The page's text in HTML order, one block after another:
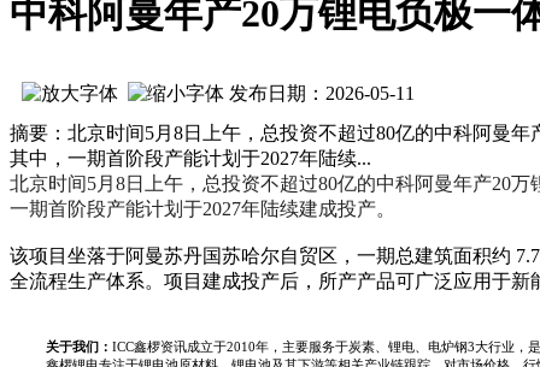
中科阿曼年产20万锂电负极一
发布日期：2026-05-11
摘要：北京时间5月8日上午，总投资不超过80亿的中科阿曼
其中，一期首阶段产能计划于2027年陆续...
北京时间5月8日上午，总投资不超过80亿的中科阿曼年产20万
一期首阶段产能计划于2027年陆续建成投产。
该项目坐落于阿曼苏丹国苏哈尔自贸区，一期总建筑面积约
全流程生产体系。项目建成投产后，所产产品可广泛应用于
关于我们： ICC鑫椤资讯成立于2010年，主要服务于炭素、锂电、电炉钢3大行业，